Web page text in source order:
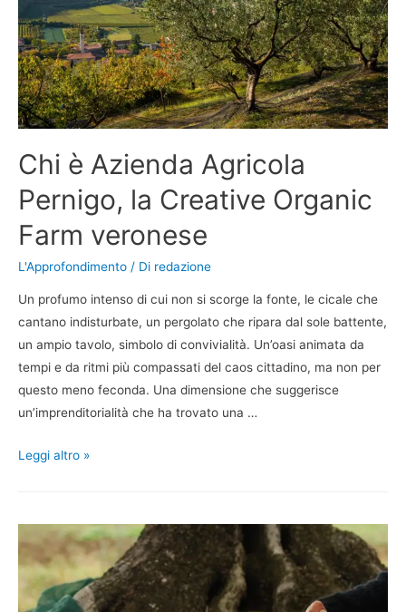
Chi è Azienda Agricola
Pernigo, la Creative Organic
Farm veronese
L'Approfondimento / Di redazione
Un profumo intenso di cui non si scorge la fonte, le cicale che
cantano indisturbate, un pergolato che ripara dal sole battente,
un ampio tavolo, simbolo di convivialità. Un’oasi animata da
tempi e da ritmi più compassati del caos cittadino, ma non per
questo meno feconda. Una dimensione che suggerisce
un’imprenditorialità che ha trovato una …
Leggi altro »